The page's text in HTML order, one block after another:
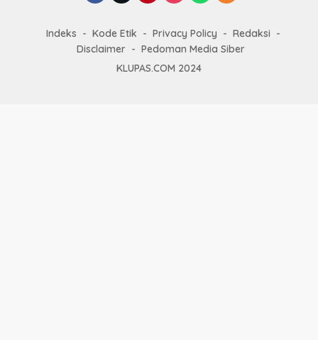
Indeks Kode Etik Privacy Policy
Redaksi
Disclaimer
Pedoman Media Siber
KLUPAS.COM 2024